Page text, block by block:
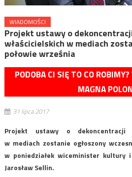
WIADOMOŚCI
Projekt ustawy o
właścicielskich w mediach
połowie września
PODOBA CI SIĘ TO CO
MAGNA
31 lipca 2017
Projekt ustawy o dekoncentracji
w mediach zostanie ogłoszony
w poniedziałek wiceminister kultury
Jarosław Sellin.